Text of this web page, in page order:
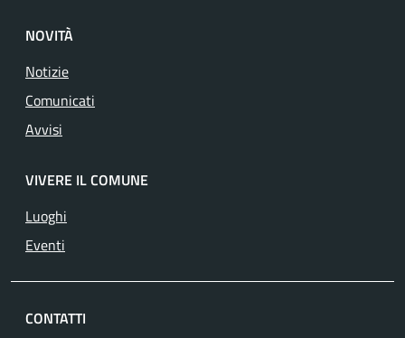
NOVITÀ
Notizie
Comunicati
Avvisi
VIVERE IL COMUNE
Luoghi
Eventi
CONTATTI